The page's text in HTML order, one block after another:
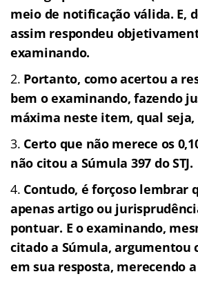
meio de notificação válida. E,
assim respondeu
examinando.
Portanto, como acertou a
bem o examinando, fazendo
máxima neste item, qual seja,
Certo que não merece os
não citou a Súmula 397 do STJ.
Contudo, é forçoso lembrar
apenas artigo ou
pontuar. E o examinando,
citado a Súmula, argumentou
em sua resposta, merecendo